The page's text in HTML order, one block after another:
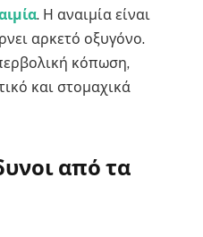
. Η αναιμία είναι
αρκετό οξυγόνο.
κόπωση,
και στομαχικά
από τα